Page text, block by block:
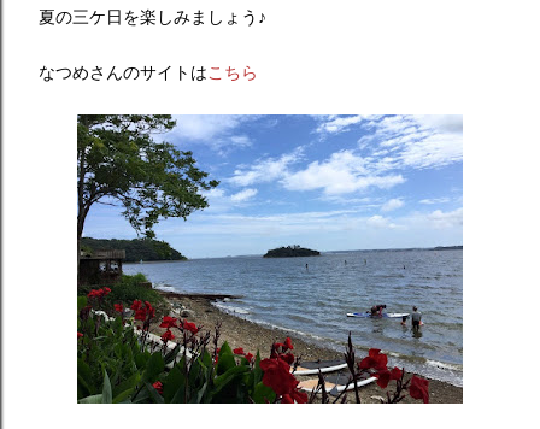
夏の三ケ日を楽しみましょう♪
なつめさんのサイトはこちら